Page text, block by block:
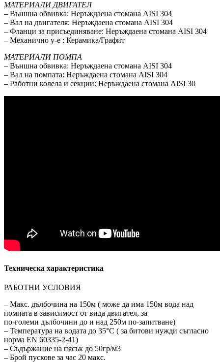
МАТЕРИАЛИ ДВИГАТЕЛ
– Външна обвивка: Неръждаена стомана AISI 304
– Вал на двигателя: Неръждаена стомана AISI 304
– Фланци за присъединяване: Неръждаена стомана AISI 304
– Механично у-е : Керамика/Графит
МАТЕРИАЛИ ПОМПА
– Външна обвивка: Неръждаена стомана AISI 304
– Вал на помпата: Неръждаена стомана AISI 304
– Работни колела и секции: Неръждаена стомана AISI 30
Техническа характеристика
РАБОТНИ УСЛОВИЯ
– Макс. дълбочина на 150м ( може да има 150м вода над
помпата в зависимост от вида двигател, за
по-големи дълбочини до и над 250м по-запитване)
– Температура на водата до 35°C ( за битови нужди съгласно
норма EN 60335-2-41)
– Съдържание на пясък до 50гр/м3
– Брой пускове за час 20 макс.